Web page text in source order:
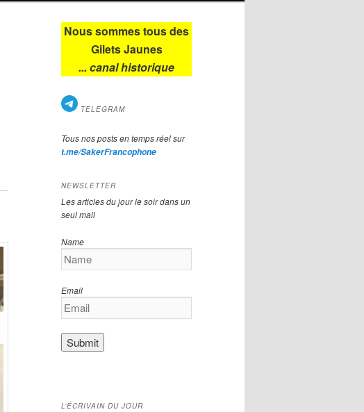
Nous sommes tous des
Gilets Jaunes
... canal historique
TELEGRAM
Tous nos posts en temps réel sur
t.me/SakerFrancophone
NEWSLETTER
Les articles du jour le soir dans un
seul mail
Name
Email
L’ÉCRIVAIN DU JOUR